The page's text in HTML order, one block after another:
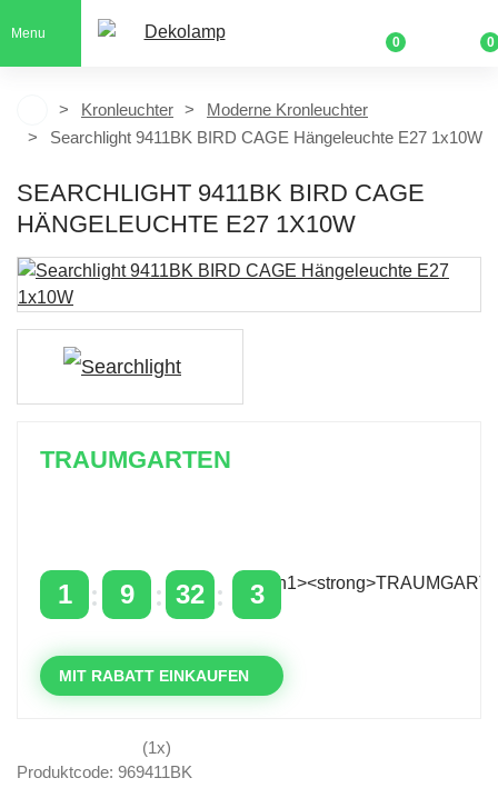
Menu
0 0
Kronleuchter
Moderne Kronleuchter
Searchlight 9411BK BIRD CAGE Hängeleuchte E27 1x10W
SEARCHLIGHT 9411BK BIRD CAGE
HÄNGELEUCHTE E27 1X10W
TRAUMGARTEN
1 9 32 2
MIT RABATT EINKAUFEN
(1x)
Produktcode: 969411BK